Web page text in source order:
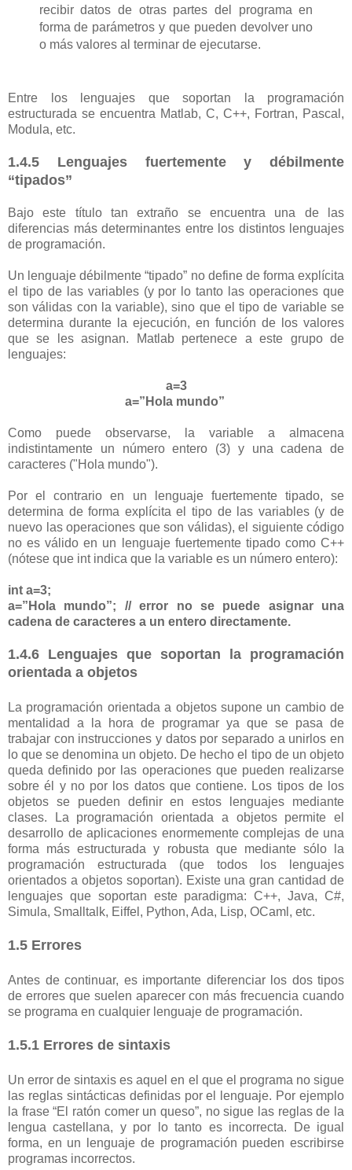
recibir datos de otras partes del programa en
forma de parámetros y que pueden devolver uno
o más valores al terminar de ejecutarse.
Entre los lenguajes que soportan la programación
estructurada se encuentra Matlab, C, C++, Fortran, Pascal,
Modula, etc.
1.4.5 Lenguajes fuertemente y débilmente
“tipados”
Bajo este título tan extraño se encuentra una de las
diferencias más determinantes entre los distintos lenguajes
de programación.
Un lenguaje débilmente “tipado” no define de forma explícita
el tipo de las variables (y por lo tanto las operaciones que
son válidas con la variable), sino que el tipo de variable se
determina durante la ejecución, en función de los valores
que se les asignan. Matlab pertenece a este grupo de
lenguajes:
a=3
a=”Hola mundo”
Como puede observarse, la variable a almacena
indistintamente un número entero (3) y una cadena de
caracteres ("Hola mundo").
Por el contrario en un lenguaje fuertemente tipado, se
determina de forma explícita el tipo de las variables (y de
nuevo las operaciones que son válidas), el siguiente código
no es válido en un lenguaje fuertemente tipado como C++
(nótese que int indica que la variable es un número entero):
int a=3;
a=”Hola mundo”; // error no se puede asignar una
cadena de caracteres a un entero directamente.
1.4.6 Lenguajes que soportan la programación
orientada a objetos
La programación orientada a objetos supone un cambio de
mentalidad a la hora de programar ya que se pasa de
trabajar con instrucciones y datos por separado a unirlos en
lo que se denomina un objeto. De hecho el tipo de un objeto
queda definido por las operaciones que pueden realizarse
sobre él y no por los datos que contiene. Los tipos de los
objetos se pueden definir en estos lenguajes mediante
clases. La programación orientada a objetos permite el
desarrollo de aplicaciones enormemente complejas de una
forma más estructurada y robusta que mediante sólo la
programación estructurada (que todos los lenguajes
orientados a objetos soportan). Existe una gran cantidad de
lenguajes que soportan este paradigma: C++, Java, C#,
Simula, Smalltalk, Eiffel, Python, Ada, Lisp, OCaml, etc.
1.5 Errores
Antes de continuar, es importante diferenciar los dos tipos
de errores que suelen aparecer con más frecuencia cuando
se programa en cualquier lenguaje de programación.
1.5.1 Errores de sintaxis
Un error de sintaxis es aquel en el que el programa no sigue
las reglas sintácticas definidas por el lenguaje. Por ejemplo
la frase “El ratón comer un queso”, no sigue las reglas de la
lengua castellana, y por lo tanto es incorrecta. De igual
forma, en un lenguaje de programación pueden escribirse
programas incorrectos.